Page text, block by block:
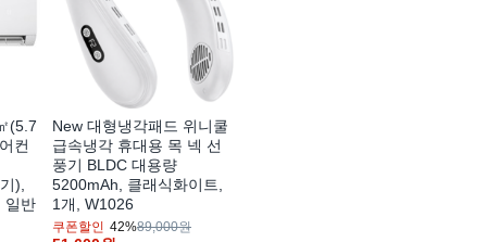
(5.7
컨
),
일반
New 대형냉각패드 위니쿨
급속냉각 휴대용 목 넥 선
풍기 BLDC 대용량
5200mAh, 클래식화이트,
1개, W1026
쿠폰할인 42%89,000원